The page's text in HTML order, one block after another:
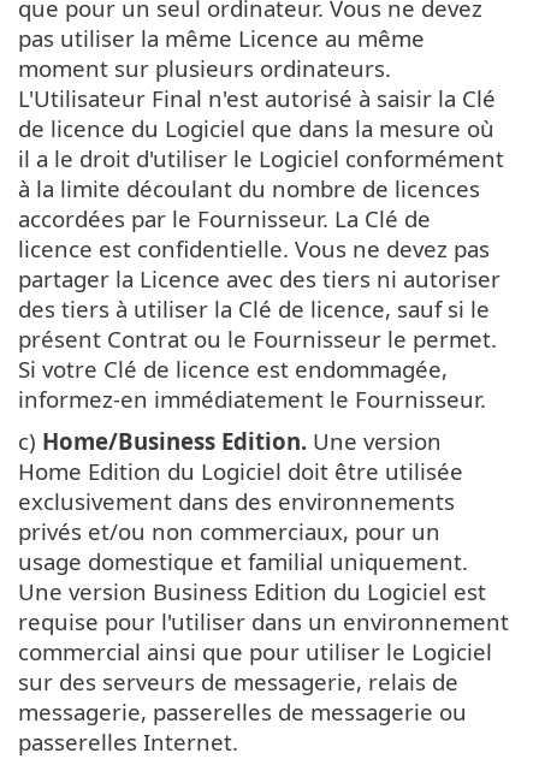
que pour un seul ordinateur. Vous ne devez
pas utiliser la même Licence au même
moment sur plusieurs ordinateurs.
L'Utilisateur Final n'est autorisé à saisir la Clé
de licence du Logiciel que dans la mesure où
il a le droit d'utiliser le Logiciel conformément
à la limite découlant du nombre de licences
accordées par le Fournisseur. La Clé de
licence est confidentielle. Vous ne devez pas
partager la Licence avec des tiers ni autoriser
des tiers à utiliser la Clé de licence, sauf si le
présent Contrat ou le Fournisseur le permet.
Si votre Clé de licence est endommagée,
informez-en immédiatement le Fournisseur.
c) Home/Business Edition. Une version
Home Edition du Logiciel doit être utilisée
exclusivement dans des environnements
privés et/ou non commerciaux, pour un
usage domestique et familial uniquement.
Une version Business Edition du Logiciel est
requise pour l'utiliser dans un environnement
commercial ainsi que pour utiliser le Logiciel
sur des serveurs de messagerie, relais de
messagerie, passerelles de messagerie ou
passerelles Internet.